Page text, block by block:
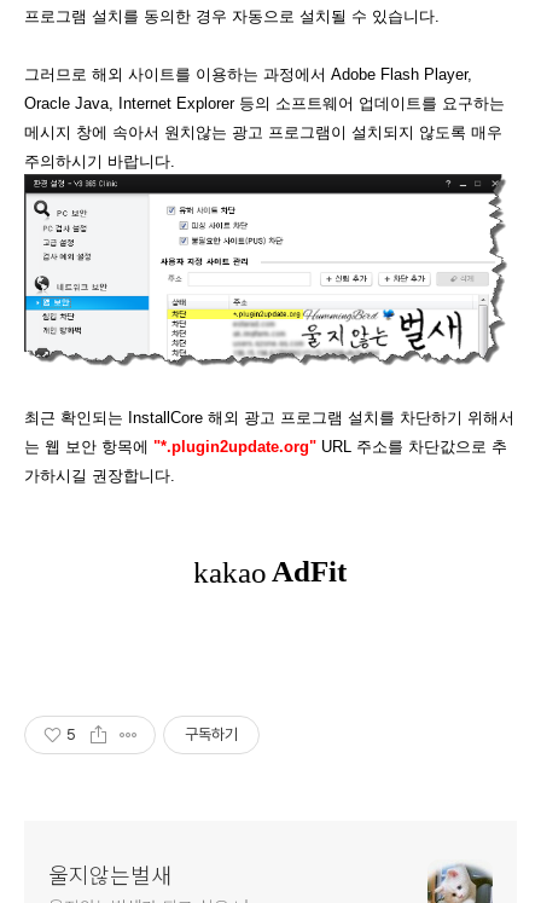
프로그램 설치를 동의한 경우 자동으로 설치될 수 있습니다.
그러므로 해외 사이트를 이용하는 과정에서 Adobe Flash Player,
Oracle Java, Internet Explorer 등의 소프트웨어 업데이트를 요구하는
메시지 창에 속아서 원치않는 광고 프로그램이 설치되지 않도록 매우
주의하시기 바랍니다.
최근 확인되는 InstallCore 해외 광고 프로그램 설치를 차단하기 위해서
는 웹 보안 항목에 "*.plugin2update.org" URL 주소를 차단값으로 추
가하시길 권장합니다.
5 구독하기
울지않는벌새